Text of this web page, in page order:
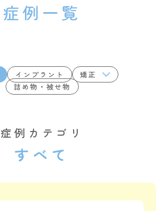
症例一覧
インプラント
矯正
詰め物・被せ物
症例カテゴリ
すべて